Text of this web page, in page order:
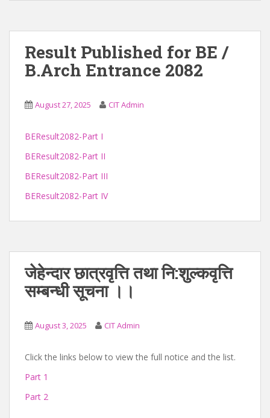
Result Published for BE /
B.Arch Entrance 2082
August 27, 2025 CIT Admin
BEResult2082-Part I
BEResult2082-Part II
BEResult2082-Part III
BEResult2082-Part IV
जेहेन्दार छात्रवृत्ति तथा नि:शुल्कवृत्ति
सम्बन्धी सूचना ।।
August 3, 2025 CIT Admin
Click the links below to view the full notice and the list.
Part 1
Part 2